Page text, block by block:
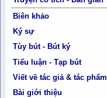
Biên khảo
Ký sự
Tùy bút - Bút ký
Tiểu luận - Tạp bút
Viết về tác giả & tác phẩm
Bài giới thiệu